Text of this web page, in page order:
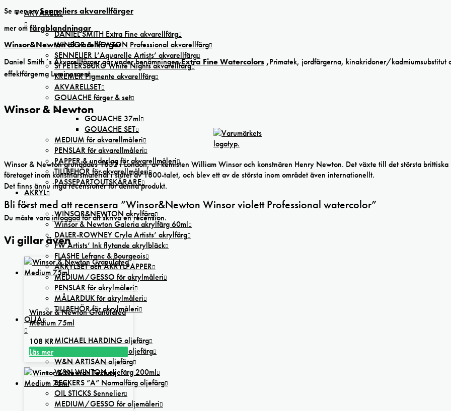
AKVARELL
DANIEL SMITH Extra Fine akvarellfärg
WINSOR & NEWTON Professional akvarellfärg
SENNELIER L’Aquarelle Artists’ akvarellfärg
St PETERSBURG White Nights akvarellfärg
KREMER Pigmente akvarellfärg
AKVARELLSET
GOUACHE färger & set
GOUACHE 37ml
GOUACHE SET
MEDIUM för akvarellmåleri
PENSLAR för akvarellmåleri
PAPPER & underlag för akvarellmåleri
TILLBEHÖR för akvarellmåleri
PASSEPARTOUTSKÄRARE
AKRYL
WINSOR&NEWTON akrylfärg
Winsor & Newton Galeria akrylfärg 60ml
DALER-ROWNEY Cryla Artists’ akrylfärg
FW Artists’ Ink flytande akrylbläck
FLASHE Lefranc & Bourgeois
AKRYLSET och AKRYLPAPPER
MEDIUM/GESSO för akrylmåleri
PENSLAR för akrylmåleri
MÅLARDUK för akrylmåleri
TILLBEHÖR för akrylmåleri
OLJA
MICHAEL HARDING oljefärg
SENNELIER Extra Fine oljefärg
W&N ARTISAN oljefärg
W&N WINTON oljefärg 200ml
BECKERS ”A” Normalfärg oljefärg
OIL STICKS Sennelier
MEDIUM/GESSO för oljemåleri
Se mer omSenneliers akvarellfärger
mer omfärgblandningar
Winsor&Newton akvarellfärger
Daniel Smith´s Akvarellfärger går under benämningenExtra Fine Watercolors ,Primatek, jordfärgerna, kinakridoner/kadmiumsubstitut
effektfärgerna Luminescent.
Winsor & Newton
Winsor & Newton grundades 1832 i London, av kemisten William Winsor och konstnären Henry Newton. Det växte till det största brittiska
företaget inom konstnärsmaterial i slutet av 1800-talet, och blev ett av de största inom området även internationellt.
Det finns ännu inga recensioner för denna produkt.
Bli först med att recensera ”Winsor&Newton Winsor violett Professional watercolor”
Du måste varainloggadför att skriva en recension.
Vi gillar även
Winsor & Newton Granulated
Medium 75ml
108 KR
Läs mer